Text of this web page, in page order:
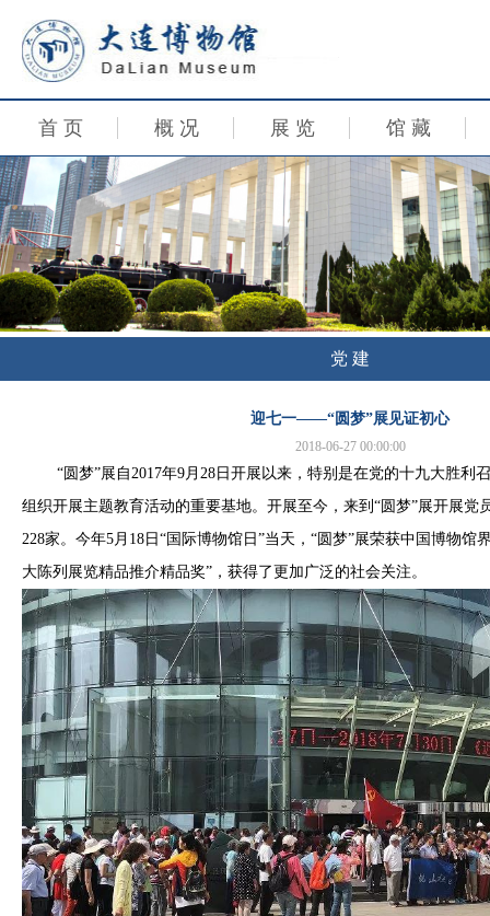
首 页 概 况 展 览 馆 藏
党 建
迎七一——“圆梦”展见证初心
2018-06-27 00:00:00
“圆梦”展自2017年9月28日开展以来，特别是在党的十九大胜利
组织开展主题教育活动的重要基地。开展至今，来到“圆梦”展开展党
228家。今年5月18日“国际博物馆日”当天，“圆梦”展荣获中国博物馆
大陈列展览精品推介精品奖”，获得了更加广泛的社会关注。